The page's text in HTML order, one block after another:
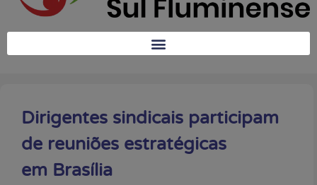
Dirigentes sindicais participam
de reuniões estratégicas
em Brasília